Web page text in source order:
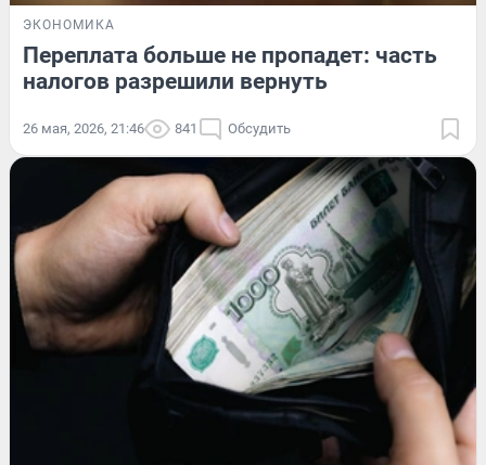
ЭКОНОМИКА
Переплата больше не пропадет: часть
налогов разрешили вернуть
26 мая, 2026, 21:46 841 Обсудить